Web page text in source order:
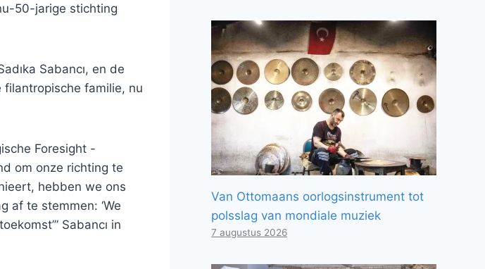
50-jarige stichting
Sabancı, en de
filantropische familie, nu
Foresight -
om onze richting te
hebben we ons
af te stemmen: ‘We
Sabancı in
Van Ottomaans oorlogsinstrument tot
polsslag van mondiale muziek
7 augustus 2026